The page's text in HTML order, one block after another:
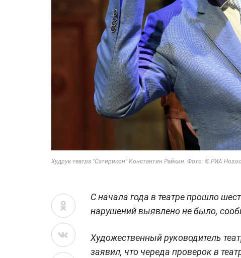
Худрук театра "Сатирикон" Константин Райкин. Фото: © РИА
С начала года в театре прошло
нарушений выявлено не было,
Художественный руководитель
заявил, что череда проверок в